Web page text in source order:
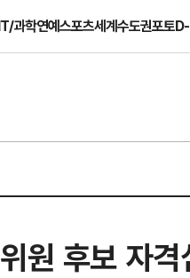
과학연예스포츠세계수도권포토
원 후보 자